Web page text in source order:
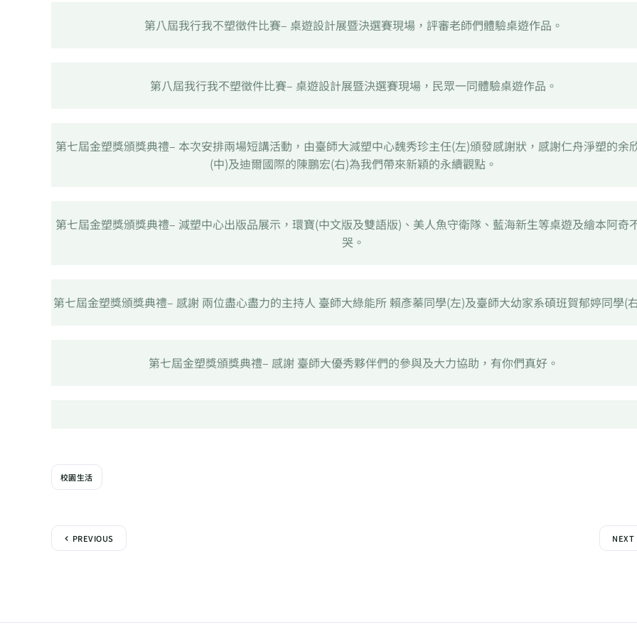
第八屆我行我不塑徵件比賽– 桌遊設計展暨決選賽現場，評審老師們體驗桌遊作品。
第八屆我行我不塑徵件比賽– 桌遊設計展暨決選賽現場，民眾一同體驗桌遊作品。
第七屆金塑獎頒獎典禮– 本次安排兩場短講活動，由臺師大減塑中心魏秀珍主任(左)頒發感謝狀，感謝仁舟淨塑的余
(中)及迪爾國際的陳鵬宏(右)為我們帶來新穎的永續觀點。
第七屆金塑獎頒獎典禮– 減塑中心出版品展示，環寶(中文版及雙語版)、美人魚守衛隊、藍海新生等桌遊及繪本阿奇
哭。
第七屆金塑獎頒獎典禮– 感謝 兩位盡心盡力的主持人 臺師大綠能所 賴彥蓁同學(左)及臺師大幼家系碩班賀郁婷同學(
第七屆金塑獎頒獎典禮– 感謝 臺師大優秀夥伴們的參與及大力協助，有你們真好。
校園生活
PREVIOUS NEXT